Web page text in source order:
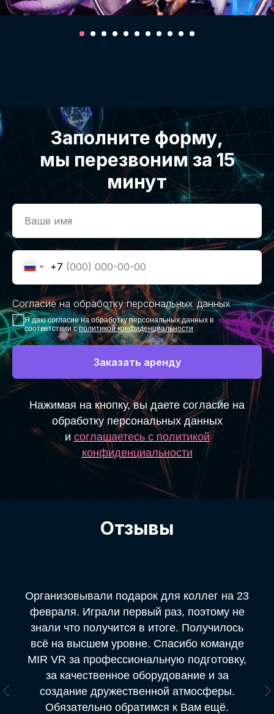
Заполните форму,
мы перезвоним за 15
минут
+7
Согласие на обработку персональных данных
Я даю согласие на обработку персональных данных в
соответствии сполитикой конфиденциальности
Заказать аренду
Нажимая на кнопку, вы даете согласие на
обработку персональных данных
и соглашаетесь c политикой
конфиденциальности
Отзывы
Организовывали подарок для коллег на 23
февраля. Играли первый раз, поэтому не
знали что получится в итоге. Получилось
всё на высшем уровне. Спасибо команде
MIR VR за профессиональную подготовку,
за качественное оборудование и за
создание дружественной атмосферы.
Обязательно обратимся к Вам ещё.